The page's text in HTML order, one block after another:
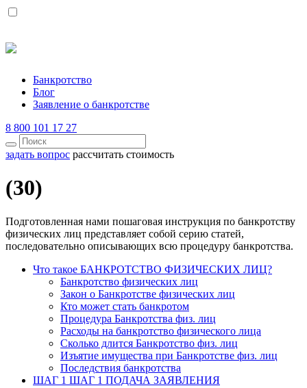
Банкротство
Блог
Заявление о банкротстве
8 800 101 17 27
задать вопрос рассчитать стоимость
(30)
Подготовленная нами пошаговая инструкция по банкротству
физических лиц представляет собой серию статей,
последовательно описывающих всю процедуру банкротства.
Что такое БАНКРОТСТВО ФИЗИЧЕСКИХ ЛИЦ?
Банкротство физических лиц
Закон о Банкротстве физических лиц
Кто может стать банкротом
Процедура Банкротства физ. лиц
Расходы на банкротство физического лица
Сколько длится Банкротство физ. лиц
Изъятие имущества при Банкротстве физ. лиц
Последствия банкротства
ШАГ 1 ШАГ 1 ПОДАЧА ЗАЯВЛЕНИЯ